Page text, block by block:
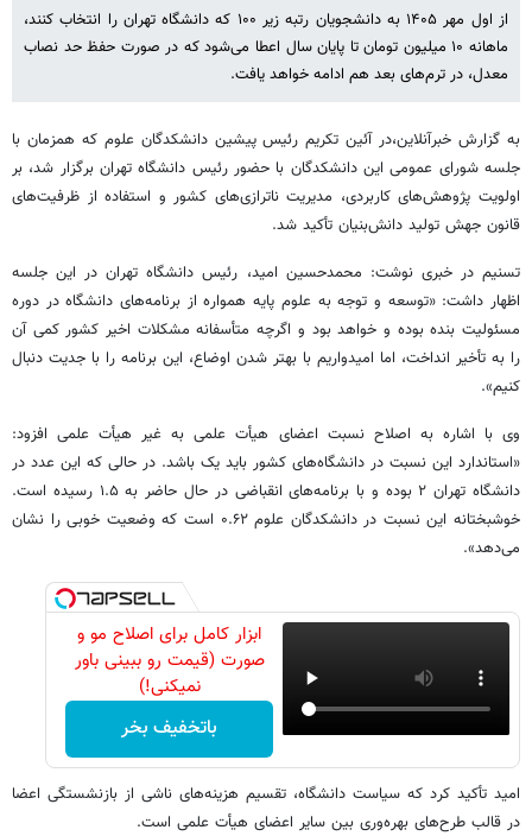
از اول مهر ۱۴۰۵ به دانشجویان رتبه زیر ۱۰۰ که دانشگاه تهران را انتخاب کنند،
ماهانه ۱۰ میلیون تومان تا پایان سال اعطا می‌شود که در صورت حفظ حد نصاب
معدل، در ترم‌های بعد هم ادامه خواهد یافت.
به گزارش خبرآنلاین،در آئین تکریم رئیس پیشین دانشکدگان علوم که همزمان با
جلسه شورای عمومی این دانشکدگان با حضور رئیس دانشگاه تهران برگزار شد، بر
اولویت پژوهش‌های کاربردی، مدیریت ناترازی‌های کشور و استفاده از ظرفیت‌های
قانون جهش تولید دانش‌بنیان تأکید شد.
تسنیم در خبری نوشت: محمدحسین امید، رئیس دانشگاه تهران در این جلسه
اظهار داشت: «توسعه و توجه به علوم پایه همواره از برنامه‌های دانشگاه در دوره
مسئولیت بنده بوده و خواهد بود و اگرچه متأسفانه مشکلات اخیر کشور کمی آن
را به تأخیر انداخت، اما امیدواریم با بهتر شدن اوضاع، این برنامه را با جدیت دنبال
کنیم».
وی با اشاره به اصلاح نسبت اعضای هیأت علمی به غیر هیأت علمی افزود:
«استاندارد این نسبت در دانشگاه‌های کشور باید یک باشد. در حالی که این عدد در
دانشگاه تهران ۲ بوده و با برنامه‌های انقباضی در حال حاضر به ۱.۵ رسیده است.
خوشبختانه این نسبت در دانشکدگان علوم ۰.۶۲ است که وضعیت خوبی را نشان
می‌دهد».
ابزار کامل برای اصلاح مو و
صورت (قیمت رو ببینی باور
نمیکنی!)
باتخفیف بخر
امید تأکید کرد که سیاست دانشگاه، تقسیم هزینه‌های ناشی از بازنشستگی اعضا
در قالب طرح‌های بهره‌وری بین سایر اعضای هیأت علمی است.